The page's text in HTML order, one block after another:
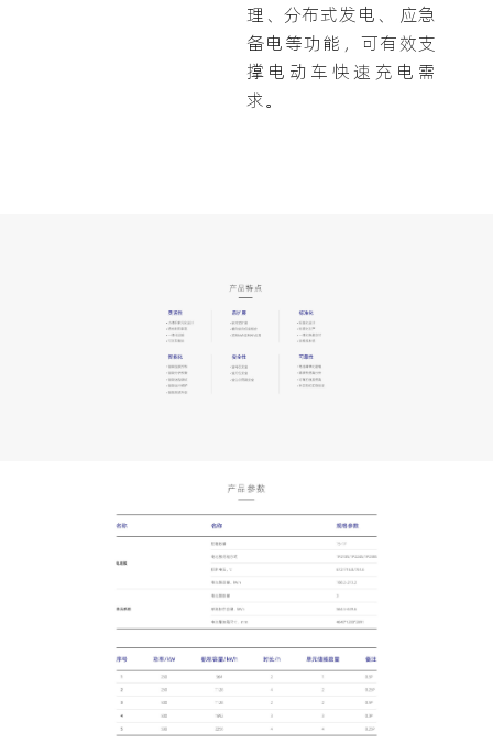
理、分布式发电、 应急
备电等功能，可有效支
撑电动车快速充电需
求。